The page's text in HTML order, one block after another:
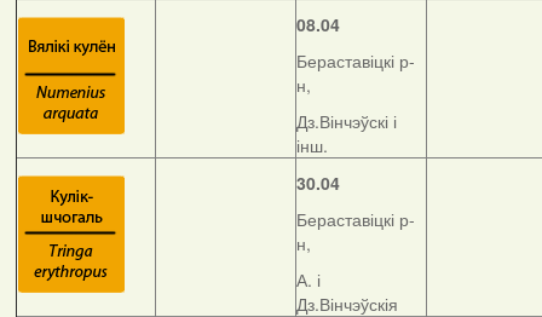
08.04
Бераставіцкі р-
н,
Дз.Вінчэўскі і
інш.
30.04
Бераставіцкі р-
н,
А. і
Дз.Вінчэўскія